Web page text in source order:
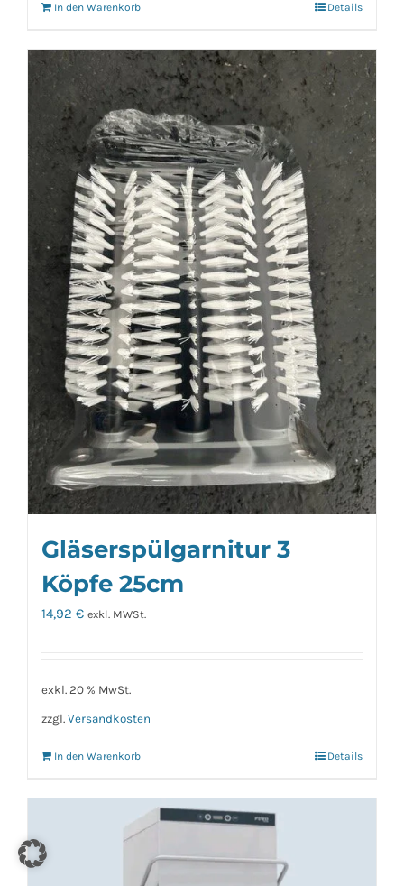
In den Warenkorb Details
Gläserspülgarnitur 3
Köpfe 25cm
14,92 € exkl. MWSt.
exkl. 20 % MwSt.
zzgl. Versandkosten
In den Warenkorb Details